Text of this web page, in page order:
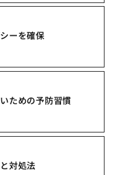
ーを確保
ための予防習慣
対処法